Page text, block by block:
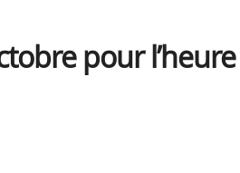
pour l’heure